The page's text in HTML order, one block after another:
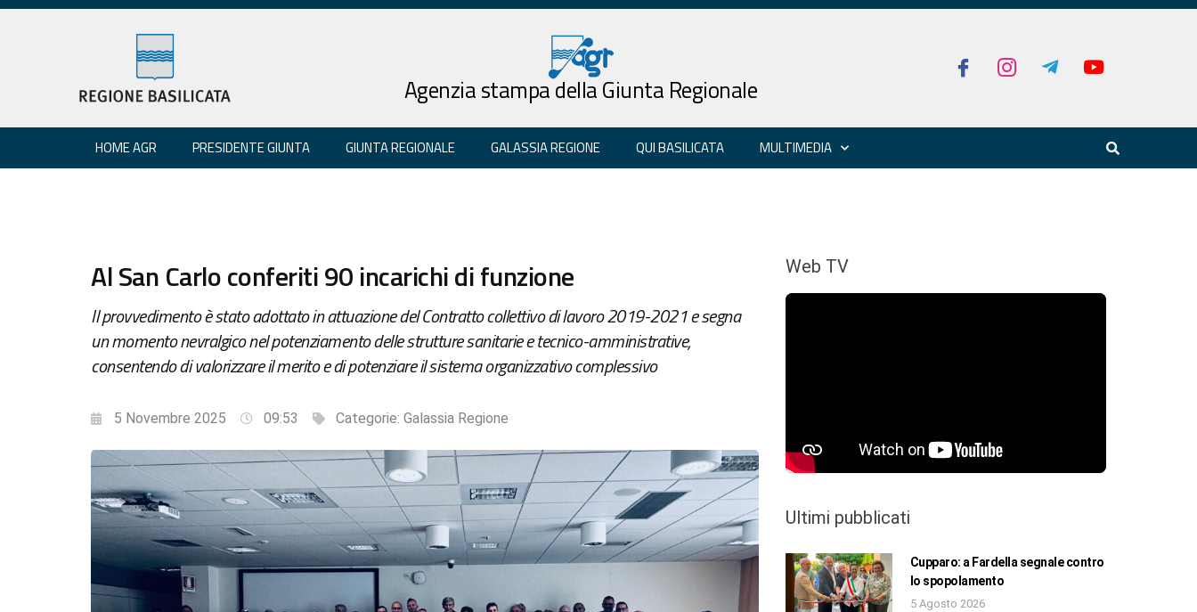
Agenzia stampa della Giunta Regionale
HOME AGR PRESIDENTE GIUNTA GIUNTA REGIONALE GALASSIA REGIONE QUI BASILICATA MULTIMEDIA
Al San Carlo conferiti 90 incarichi di funzione
Il provvedimento è stato adottato in attuazione del Contratto collettivo di lavoro 2019-2021 e segna
un momento nevralgico nel potenziamento delle strutture sanitarie e tecnico-amministrative,
consentendo di valorizzare il merito e di potenziare il sistema organizzativo complessivo
5 Novembre 2025 09:53 Categorie: Galassia Regione
Web TV
Ultimi pubblicati
Cupparo: a Fardella segnale contro
lo spopolamento
5 Agosto 2026